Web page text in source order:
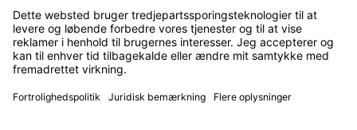
Kontakt
Nyhedsbrev